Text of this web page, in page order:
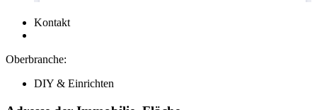
Kontakt
Oberbranche:
DIY & Einrichten